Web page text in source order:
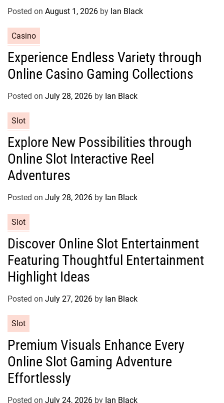
r
s
Posted on August 1, 2026 by Ian Black
a
e
o
e
s
Casino
Experience Endless Variety through
Online Casino Gaming Collections
Posted on July 28, 2026 by Ian Black
a
e
g
o
r
s
Slot
Explore New Possibilities through
Online Slot Interactive Reel
Adventures
Posted on July 28, 2026 by Ian Black
a
e
g
o
r
s
Slot
Discover Online Slot Entertainment
Featuring Thoughtful Entertainment
Highlight Ideas
Posted on July 27, 2026 by Ian Black
a
e
g
o
r
Slot
Premium Visuals Enhance Every
Online Slot Gaming Adventure
Effortlessly
Posted on July 24, 2026 by Ian Black